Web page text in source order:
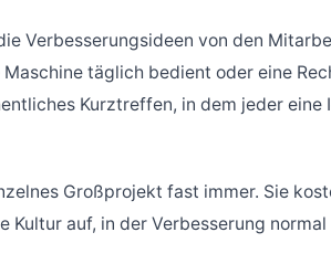
Verbesserungsideen von den
täglich bedient oder eine
Kurztreffen, in dem jeder eine
Großprojekt fast immer. Sie
Kultur auf, in der Verbesserung normal